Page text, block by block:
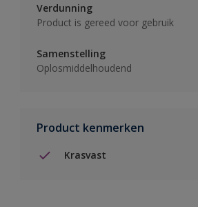
Verdunning
Product is gereed voor gebruik
Samenstelling
Oplosmiddelhoudend
Product kenmerken
Krasvast